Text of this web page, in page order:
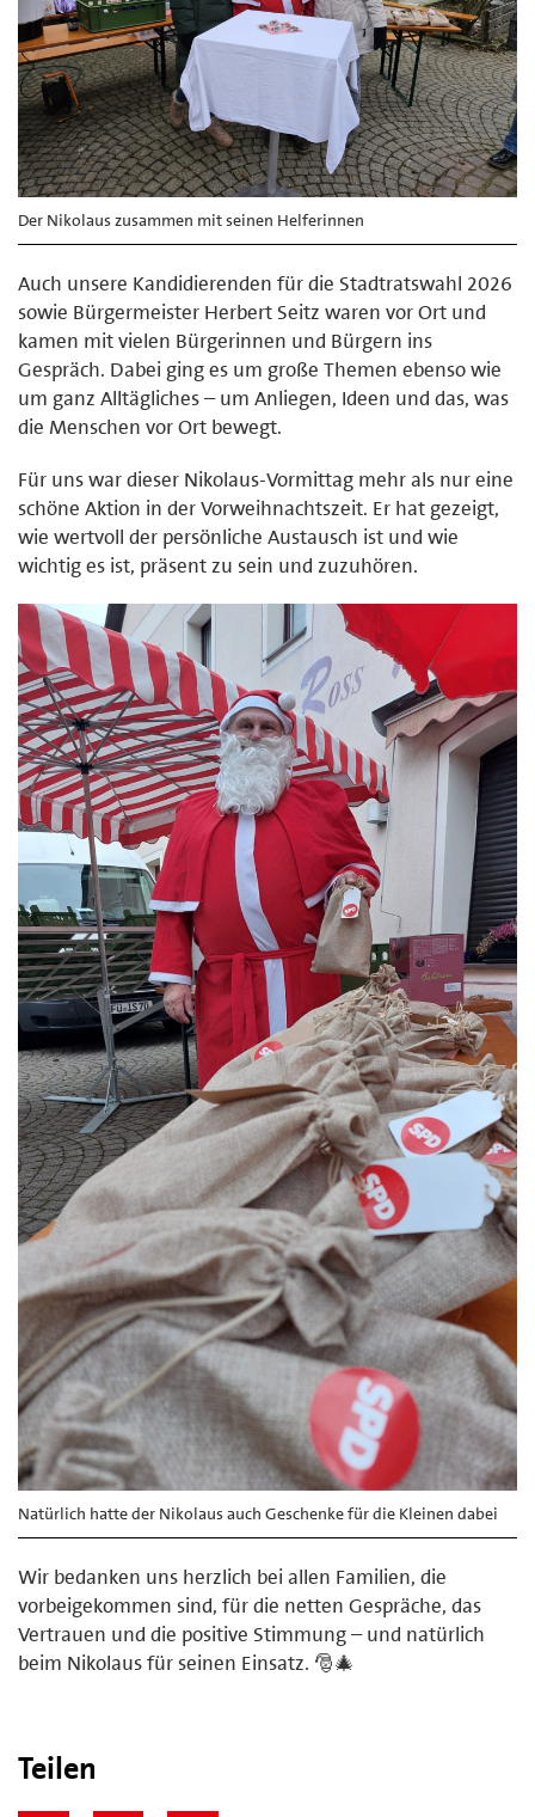
Der Nikolaus zusammen mit seinen Helferinnen
Auch unsere Kandidierenden für die Stadtratswahl 2026
sowie Bürgermeister Herbert Seitz waren vor Ort und
kamen mit vielen Bürgerinnen und Bürgern ins
Gespräch. Dabei ging es um große Themen ebenso wie
um ganz Alltägliches – um Anliegen, Ideen und das, was
die Menschen vor Ort bewegt.
Für uns war dieser Nikolaus-Vormittag mehr als nur eine
schöne Aktion in der Vorweihnachtszeit. Er hat gezeigt,
wie wertvoll der persönliche Austausch ist und wie
wichtig es ist, präsent zu sein und zuzuhören.
Natürlich hatte der Nikolaus auch Geschenke für die Kleinen dabei
Wir bedanken uns herzlich bei allen Familien, die
vorbeigekommen sind, für die netten Gespräche, das
Vertrauen und die positive Stimmung – und natürlich
beim Nikolaus für seinen Einsatz. 🎅🎄
Teilen